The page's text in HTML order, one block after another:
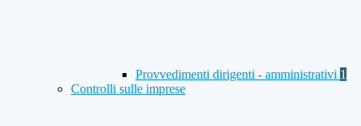
Provvedimenti dirigenti - amministrativi 1
Controlli sulle imprese